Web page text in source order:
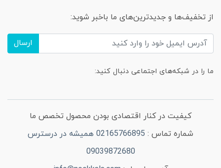
از تخفیف‌ها و جدیدترین‌های ما باخبر شوید:
ارسال
ما را در شبکه‌های اجتماعی دنبال کنید:
کیفیت در کنار اقتصادی بودن محصول تخصص ما
شماره تماس :
02165766895 همیشه در درسترس
09039872680